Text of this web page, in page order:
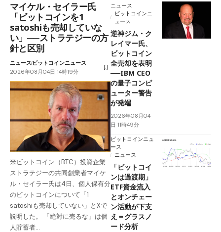
マイケル・セイラー氏
「ビットコインを1
satoshiも売却していな
い」──ストラテジーの方
針と区別
ニュースビットコインニュース
2026年08月04日 14時19分
米ビットコイン（BTC）投資企業
ストラテジーの共同創業者マイケ
ル・セイラー氏は4日、個人保有分
のビットコインについて「1
satoshiも売却していない」とXで
説明した。 「絶対に売るな」は個
人貯蓄者…
ニュース
ビットコインニ
ュース
逆神ジム・ク
レイマー氏、
ビットコイン
全売却を表明
──IBM CEO
の量子コンピ
ューター警告
が発端
2026年08月04
日 11時49分
ビットコインニュ
ース
ニュース
「ビットコイ
ンは過渡期」
ETF資金流入
とオンチェー
ン活動が下支
え＝グラスノ
ード分析